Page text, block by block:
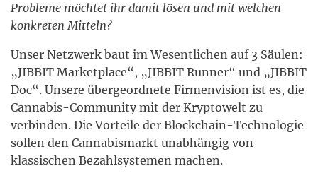
Probleme möchtet ihr damit lösen und mit welchen
konkreten Mitteln?
Unser Netzwerk baut im Wesentlichen auf 3 Säulen:
„JIBBIT Marketplace“, „JIBBIT Runner“ und „JIBBIT
Doc“. Unsere übergeordnete Firmenvision ist es, die
Cannabis-Community mit der Kryptowelt zu
verbinden. Die Vorteile der Blockchain-Technologie
sollen den Cannabismarkt unabhängig von
klassischen Bezahlsystemen machen.